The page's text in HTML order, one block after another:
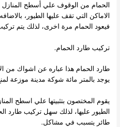
الحمام من الوقوف علي أسطح المنازل
الاماكن التي تقف عليها الطيور،
فيعود الحمام مرة اخرى، لذلك يتم
تركيب طارد الحمام.
يوجد بالمتر مائة شوكة مدينة موزعة
يقوم المختصون بتثبيتها علي اسطح
الطيور عليها، لذلك سهل تركيب طارد
طائر يتسبب في مشاكل.